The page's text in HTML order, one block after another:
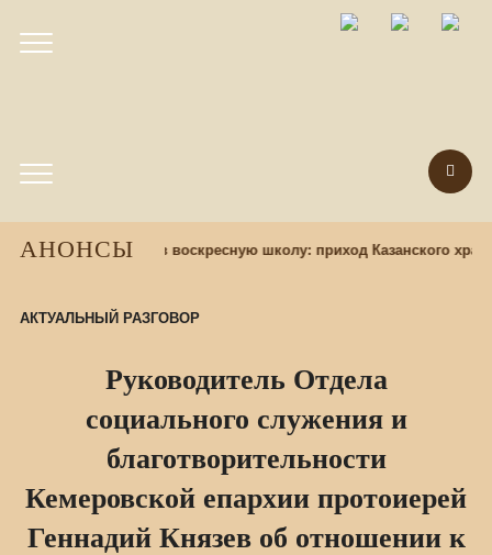
АНОНСЫ
Набор учащихся в воскресную школу: приход Казанского
АКТУАЛЬНЫЙ РАЗГОВОР
Руководитель Отдела
социального служения и
благотворительности
Кемеровской епархии протоиерей
Геннадий Князев об отношении к